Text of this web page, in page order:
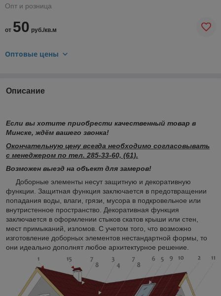
Опт и розница
от 50 руб./кв.м
Оптовые цены
Описание
Если вы хотите приобрести качественный товар в
Минске, ждём вашего звонка!
Окончательную цену всегда необходимо согласовывать
с менеджером по тел. 285-33-60, (61).
Возможен выезд на объект для замеров!
Доборные элементы несут защитную и декоративную
функции. Защитная функция заключается в предотвращении
попадания воды, влаги, грязи, мусора в подкровельное или
внутристенное пространство. Декоративная функция
заключается в оформлении стыков скатов крыши или стен,
мест примыканий, изломов. С учетом того, что возможно
изготовление доборных элементов нестандартной формы, то
они идеально дополнят любое архитектурное решение.